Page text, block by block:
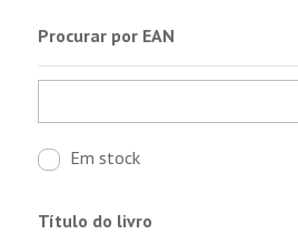
Procurar por EAN
Em stock
Título do livro